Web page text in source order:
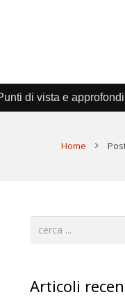
di vista e
Home
Articoli